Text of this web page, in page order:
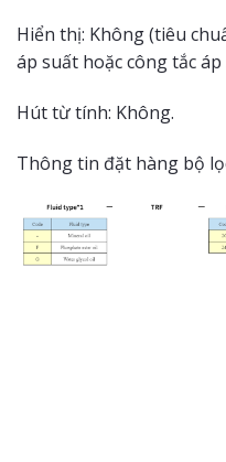
Hiển thị: Không (tiêu
áp suất hoặc công tắc áp
Hút từ tính: Không.
Thông tin đặt hàng bộ